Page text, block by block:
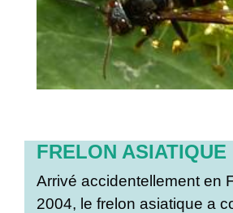
FRELON ASIATIQUE
Arrivé accidentellement en
2004, le frelon asiatique a